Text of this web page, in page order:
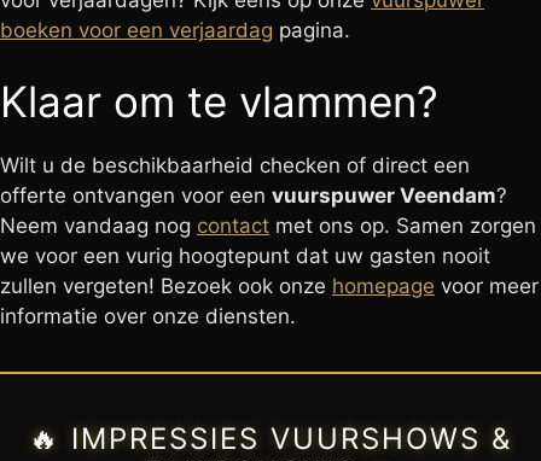
boeken voor een verjaardag pagina.
Klaar om te vlammen?
Wilt u de beschikbaarheid checken of direct een
offerte ontvangen voor een vuurspuwer Veendam?
Neem vandaag nog contact met ons op. Samen zorgen
we voor een vurig hoogtepunt dat uw gasten nooit
zullen vergeten! Bezoek ook onze homepage voor meer
informatie over onze diensten.
🔥 IMPRESSIES VUURSHOWS &